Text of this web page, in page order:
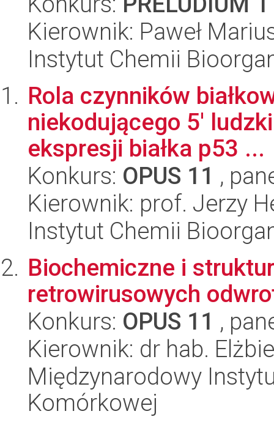
Kierownik: Paweł
Instytut Chemii
Rola czynników
niekodującego 5'
ekspresji białka p53 ...
Konkurs: OPUS 11 ,
Kierownik: prof. Jerzy
Instytut Chemii
Biochemiczne i
retrowirusowych
Konkurs: OPUS 11 ,
Kierownik: dr hab.
Międzynarodowy
Komórkowej